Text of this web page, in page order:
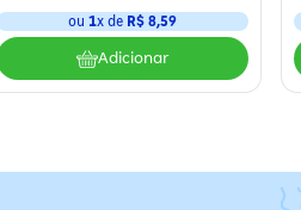
ou1x de R$ 8,59
Adicionar